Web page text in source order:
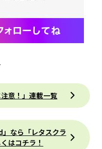
意！」連載一覧
なら「レタスクラ
はコチラ！